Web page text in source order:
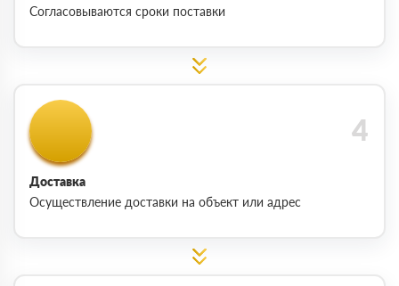
Согласовываются сроки поставки
Доставка
Осуществление доставки на объект или адрес